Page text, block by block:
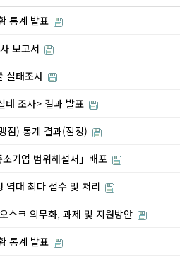
통계 발표
보고서
실태조사
태 조사> 결과 발표
점) 통계 결과(잠정)
기업 범위해설서」배포
역대 최다 접수 및 처리
스크 의무화, 과제 및 지원방안
통계 발표